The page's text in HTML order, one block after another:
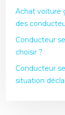
Achat voiture
des
Conducteur
choisir ?
Conducteur
situation